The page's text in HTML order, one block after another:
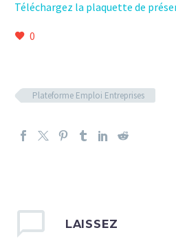
Téléchargez la plaquette de
0
Plateforme Emploi Entreprises
LAISSEZ